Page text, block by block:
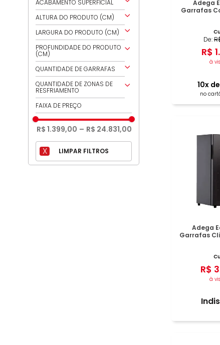
EVOL
TRAMONTINA
PRETO COM INOX
ACABAMENTO SUPERFICIAL
NA
ALTURA DO PRODUTO (CM)
183,5
180
177
176,2
176
175
148
139
128,5
LARGURA DO PRODUTO (CM)
76
70
69,5
69
68
67,7
61,2
60
59,5
58,7
PROFUNDIDADE DO PRODUTO
(CM)
75,5
75
69,5
68
66
60
59,5
57,5
57,2
QUANTIDADE DE GARRAFAS
110
12
15
154
18
181
24
28
QUANTIDADE DE ZONAS DE
RESFRIAMENTO
1
2
3
FAIXA DE PREÇO
R$ 1.399,00 – R$ 24.831,00
Adega
Garrafas
De:
R$ 1.
à
10x de
no
Adega
Garrafas
R$ 3
à